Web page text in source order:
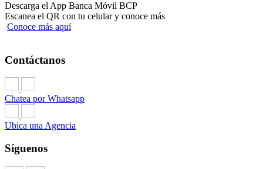
Descarga el App Banca Móvil BCP
Escanea el QR con tu celular y conoce más
Conoce más aquí
Contáctanos
Chatea por Whatsapp
Ubica una Agencia
Síguenos